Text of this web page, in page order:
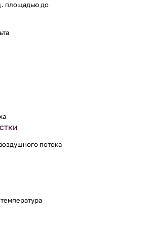
площадью до
потока